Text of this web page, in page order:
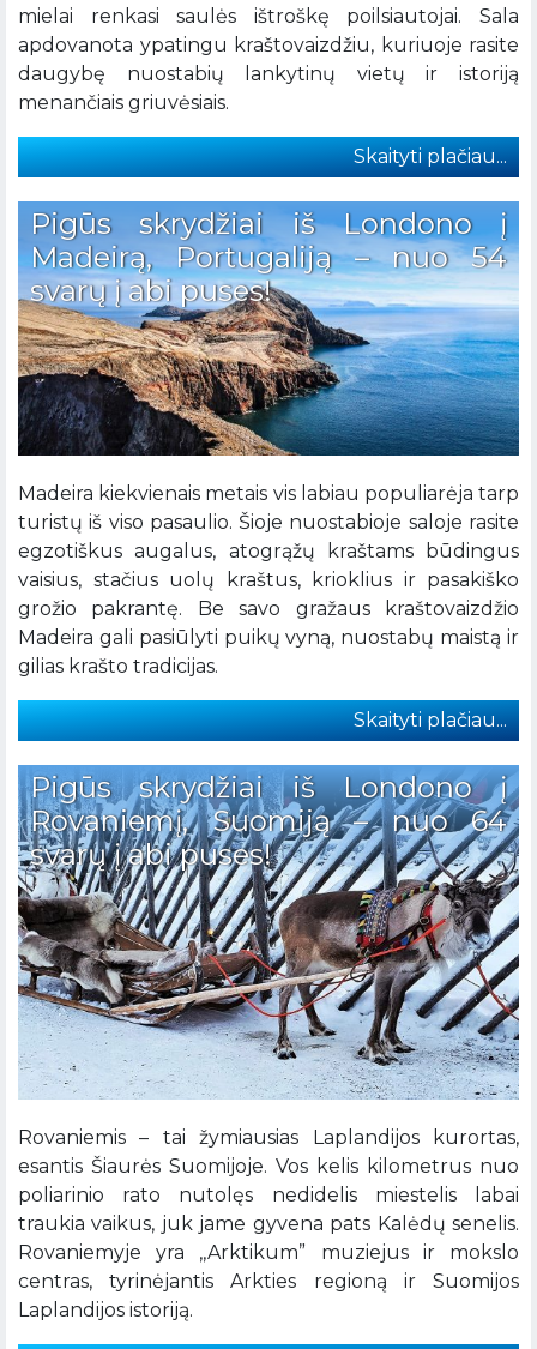
mielai renkasi saulės ištroškę poilsiautojai. Sala
apdovanota ypatingu kraštovaizdžiu, kuriuoje rasite
daugybę nuostabių lankytinų vietų ir istoriją
menančiais griuvėsiais.
Skaityti plačiau...
Pigūs skrydžiai iš Londono į
Madeirą, Portugaliją – nuo 54
svarų į abi puses!
Madeira kiekvienais metais vis labiau populiarėja tarp
turistų iš viso pasaulio. Šioje nuostabioje saloje rasite
egzotiškus augalus, atogrąžų kraštams būdingus
vaisius, stačius uolų kraštus, krioklius ir pasakiško
grožio pakrantę. Be savo gražaus kraštovaizdžio
Madeira gali pasiūlyti puikų vyną, nuostabų maistą ir
gilias krašto tradicijas.
Skaityti plačiau...
Pigūs skrydžiai iš Londono į
Rovaniemį, Suomiją – nuo 64
svarų į abi puses!
Rovaniemis – tai žymiausias Laplandijos kurortas,
esantis Šiaurės Suomijoje. Vos kelis kilometrus nuo
poliarinio rato nutolęs nedidelis miestelis labai
traukia vaikus, juk jame gyvena pats Kalėdų senelis.
Rovaniemyje yra ,,Arktikum” muziejus ir mokslo
centras, tyrinėjantis Arkties regioną ir Suomijos
Laplandijos istoriją.